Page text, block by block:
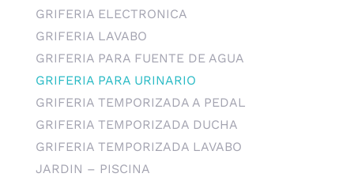
GRIFERIA ELECTRONICA
GRIFERIA LAVABO
GRIFERIA PARA FUENTE DE AGUA
GRIFERIA PARA URINARIO
GRIFERIA TEMPORIZADA A PEDAL
GRIFERIA TEMPORIZADA DUCHA
GRIFERIA TEMPORIZADA LAVABO
JARDIN – PISCINA